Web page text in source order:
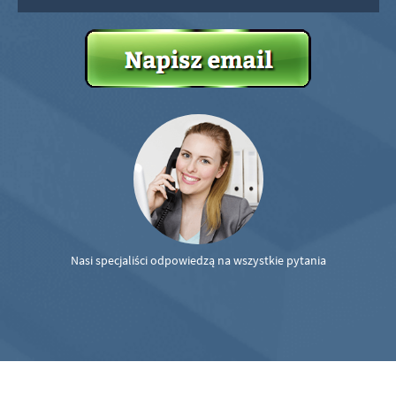
Nasi specjaliści odpowiedzą na wszystkie pytania